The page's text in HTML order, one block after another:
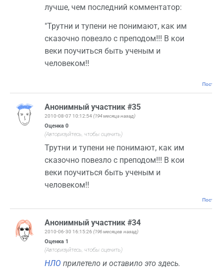
лучше, чем последний комментатор:
"Трутни и тупени не понимают, как им
сказочно повезло с преподом!!! В кои
веки поучиться быть ученым и
человеком!!
Анонимный участник #35
2010-08-07 10:12:54(194 месяца назад)
Оценка 0
(Авторизуйтесь, чтобы оценить)
Трутни и тупени не понимают, как им
сказочно повезло с преподом!!! В кои
веки поучиться быть ученым и
человеком!!
Анонимный участник #34
2010-06-30 16:15:26 (196 месяцев назад)
Оценка 1
(Авторизуйтесь, чтобы оценить)
НЛО прилетело и оставило это здесь.